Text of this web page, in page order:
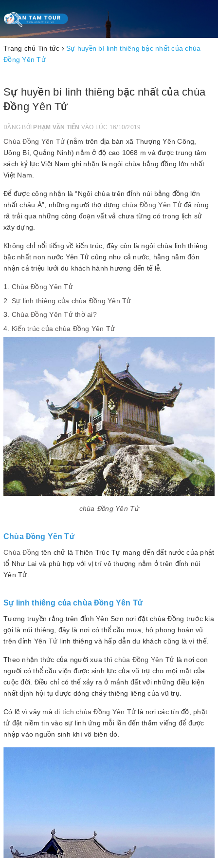
Toggle
navigation
Trang chủ Tin tức
Sự huyền bí linh thiêng bậc nhất của chùa
Đồng Yên Tử
Sự huyền bí linh thiêng bậc nhất của chùa
Đồng Yên Tử
ĐĂNG BỞI PHẠM VĂN TIẾN VÀO LÚC 16/10/2019
Chùa Đồng Yên Tử (nằm trên địa bàn xã Thượng Yên Công,
Uông Bí, Quảng Ninh) nằm ở độ cao 1068 m và được trung tâm
sách kỷ lục Việt Nam ghi nhận là ngôi chùa bằng đồng lớn nhất
Việt Nam.
Để được công nhận là “Ngôi chùa trên đỉnh núi bằng đồng lớn
nhất châu Á”, những người thợ dựng chùa Đồng Yên Tửđã ròng
rã trải qua những công đoạn vất vả chưa từng có trong lịch sử
xây dựng.
Không chỉ nổi tiếng về kiến trúc, đây còn là ngôi chùa linh thiêng
bậc nhất non nước Yên Tử cũng như cả nước, hằng năm đón
nhận cả triệu lưới du khách hành hương đến tế lễ.
Chùa Đồng Yên Tử
Sự linh thiêng của chùa Đồng Yên Tử
Chùa Đồng Yên Tử thờ ai?
Kiến trúc của chùa Đồng Yên Tử
chùa Đồng Yên Tử
Chùa Đồng Yên Tử
Chùa Đồng tên chữ là Thiên Trúc Tự mang đến đất nước của phật
tổ Như Lai và phù hợp với vị trí vô thượng nằm ở trên đỉnh núi
Yên Tử.
Sự linh thiêng của chùa Đồng Yên Tử
Tương truyền rằng trên đỉnh Yên Sơn nơi đặt chùa Đồng trước kia
gọi là núi thiêng, đây là nơi có thể cầu mưa, hô phong hoán vũ
trên đỉnh Yên Tử linh thiêng và hấp dẫn du khách cũng là vì thế.
Theo nhận thức của người xưa thìchùa Đồng Yên Tử là nơi con
người có thể cầu viện được sinh lực của vũ trụ cho mọi mặt của
cuộc đời. Điều chỉ có thể xảy ra ở mảnh đất với những điều kiện
nhất định hội tụ được dòng chảy thiêng liêng của vũ trụ.
Có lẽ vì vây mà di tích chùa Đồng Yên Tử là nơi các tín đồ, phật
tử đặt niềm tin vào sự linh ứng mỗi lần đến thăm viếng để được
nhập vào nguồn sinh khí vô biên đó.